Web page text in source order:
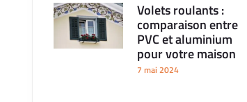
Volets roulants :
comparaison entre
PVC et aluminium
pour votre maison
7 mai 2024